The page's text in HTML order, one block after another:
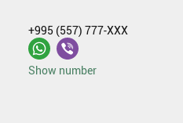
+995 (557) 777-XXX
Show number